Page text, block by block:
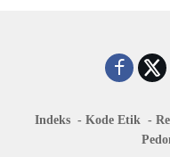
Indeks Kode Etik